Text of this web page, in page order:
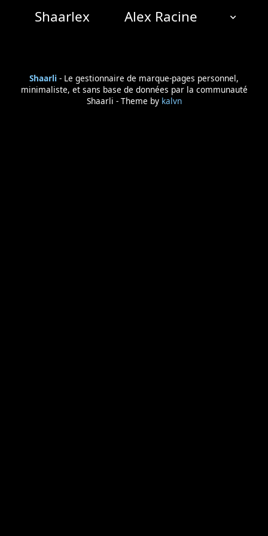
Shaarlex Alex Racine
QUOTIDIEN RECHERCHER
Shaarli - Le gestionnaire de marque-pages personnel,
minimaliste, et sans base de données par la communauté
Shaarli - Theme by kalvn